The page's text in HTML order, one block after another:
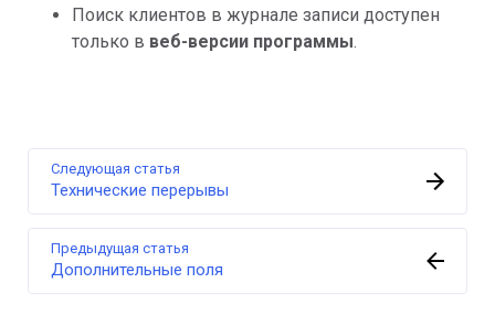
Поиск клиентов в журнале записи доступен
только в веб-версии программы.
Предыдущая статья
Дополнительные поля
Следующая статья
Технические перерывы